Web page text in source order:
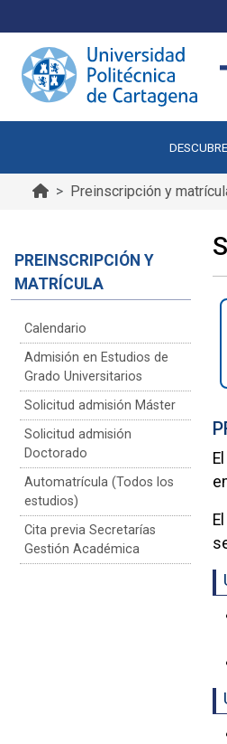
Preinscripción y
PREINSCRIPCIÓN Y
MATRÍCULA
Calendario
Admisión en Estudios de
Grado Universitarios
Solicitud admisión Máster
Solicitud admisión
Doctorado
Automatrícula (Todos los
estudios)
Cita previa Secretarías
Gestión Académica